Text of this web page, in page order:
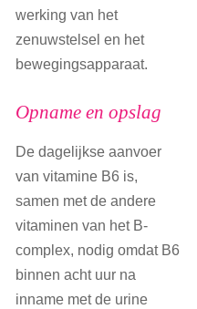
werking van het
zenuwstelsel en het
bewegingsapparaat.
Opname en opslag
De dagelijkse aanvoer
van vitamine B6 is,
samen met de andere
vitaminen van het B-
complex, nodig omdat B6
binnen acht uur na
inname met de urine